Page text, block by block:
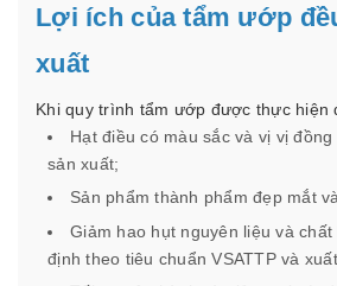
Lợi ích của tẩm ướp
xuất
Khi quy trình tẩm ướp được thực hiện
Hạt điều có màu sắc và vị vị
sản xuất;
Sản phẩm thành phẩm đẹp mắt
Giảm hao hụt nguyên liệu và
định theo tiêu chuẩn VSATTP và